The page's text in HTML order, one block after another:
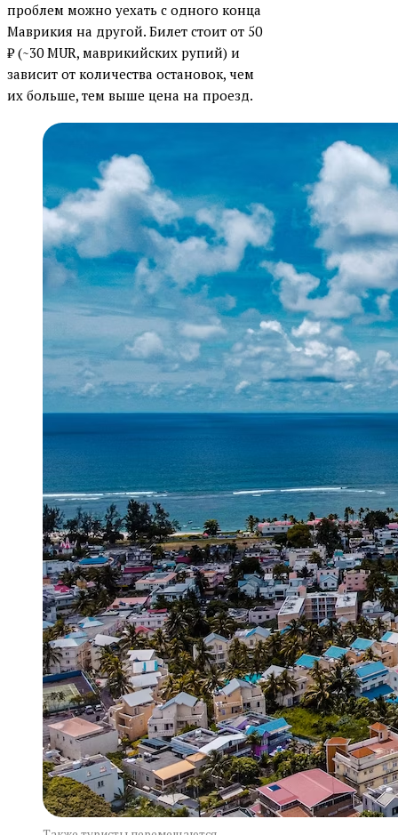
проблем можно уехать с одного конца
Маврикия на другой. Билет стоит от 50
₽ (~30 MUR, маврикийских рупий) и
зависит от количества остановок, чем
их больше, тем выше цена на проезд.